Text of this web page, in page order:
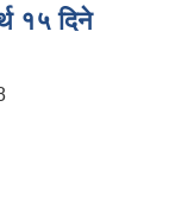
१५ दिने